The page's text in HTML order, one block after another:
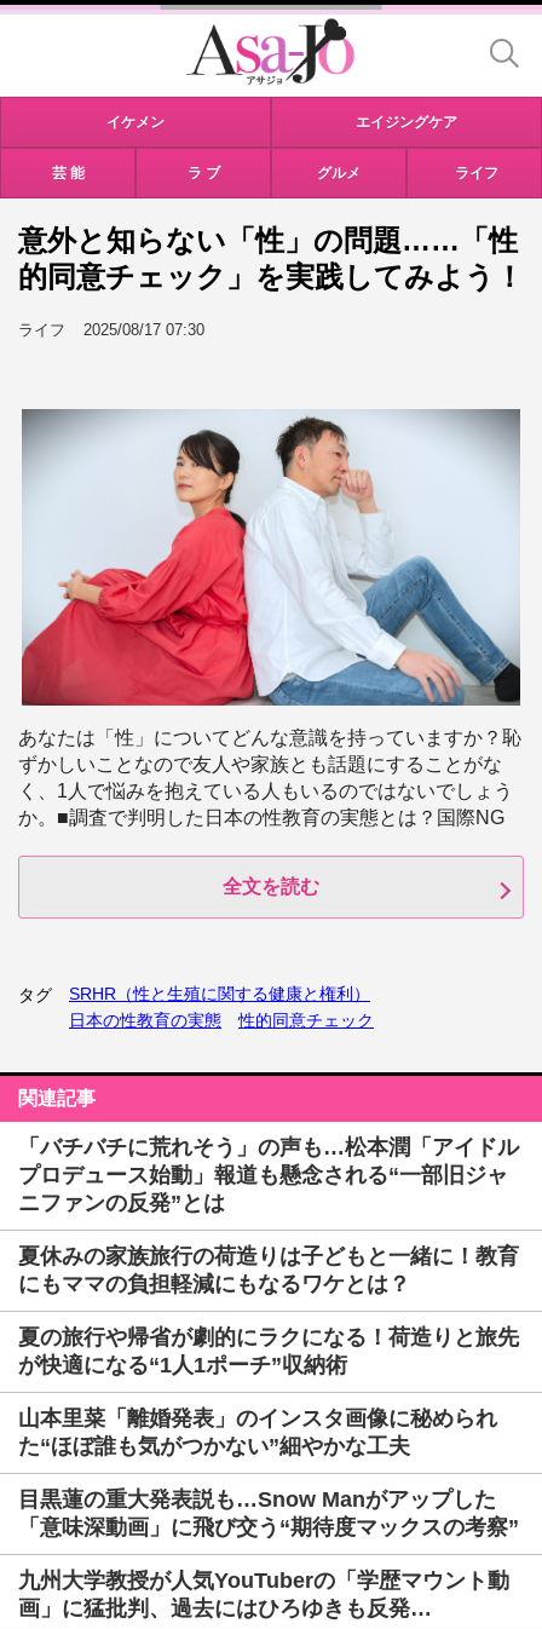
イケメン エイジングケア
芸 能 ラ ブ グルメ ライフ
意外と知らない「性」の問題……「性
的同意チェック」を実践してみよう！
ライフ 2025/08/17 07:30
あなたは「性」についてどんな意識を持っていますか？恥
ずかしいことなので友人や家族とも話題にすることがな
く、1人で悩みを抱えている人もいるのではないでしょう
か。■調査で判明した日本の性教育の実態とは？国際NG
全文を読む
タグ
SRHR（性と生殖に関する健康と権利）
日本の性教育の実態
性的同意チェック
関連記事
「バチバチに荒れそう」の声も…松本潤「アイドル
プロデュース始動」報道も懸念される“一部旧ジャ
ニファンの反発”とは
夏休みの家族旅行の荷造りは子どもと一緒に！教育
にもママの負担軽減にもなるワケとは？
夏の旅行や帰省が劇的にラクになる！荷造りと旅先
が快適になる“1人1ポーチ”収納術
山本里菜「離婚発表」のインスタ画像に秘められ
た“ほぼ誰も気がつかない”細やかな工夫
目黒蓮の重大発表説も…Snow Manがアップした
「意味深動画」に飛び交う“期待度マックスの考察”
九州大学教授が人気YouTuberの「学歴マウント動
画」に猛批判、過去にはひろゆきも反発…